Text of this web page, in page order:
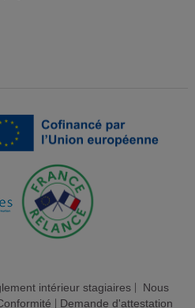
intérieur stagiaires| Nous
Demande d'attestation